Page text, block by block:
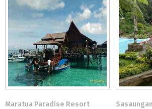
Maratua Paradise Resort